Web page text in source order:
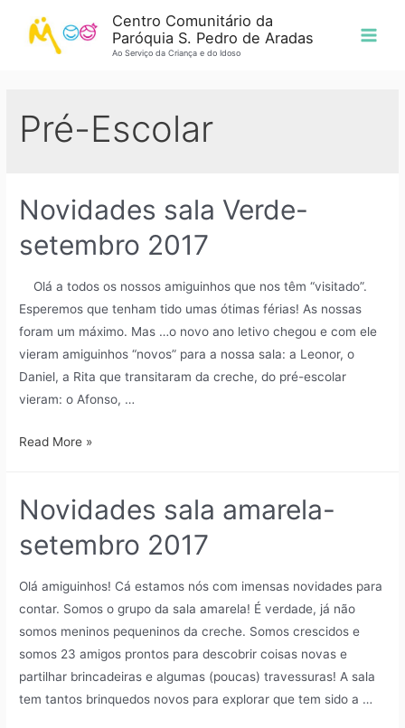
Centro Comunitário da
Paróquia S. Pedro de Aradas
Ao Serviço da Criança e do Idoso
Pré-Escolar
Novidades sala Verde-
setembro 2017
Olá a todos os nossos amiguinhos que nos têm “visitado”.
Esperemos que tenham tido umas ótimas férias! As nossas
foram um máximo. Mas …o novo ano letivo chegou e com ele
vieram amiguinhos “novos” para a nossa sala: a Leonor, o
Daniel, a Rita que transitaram da creche, do pré-escolar
vieram: o Afonso, …
Read More »
Novidades sala amarela-
setembro 2017
Olá amiguinhos! Cá estamos nós com imensas novidades para
contar. Somos o grupo da sala amarela! É verdade, já não
somos meninos pequeninos da creche. Somos crescidos e
somos 23 amigos prontos para descobrir coisas novas e
partilhar brincadeiras e algumas (poucas) travessuras! A sala
tem tantos brinquedos novos para explorar que tem sido a …